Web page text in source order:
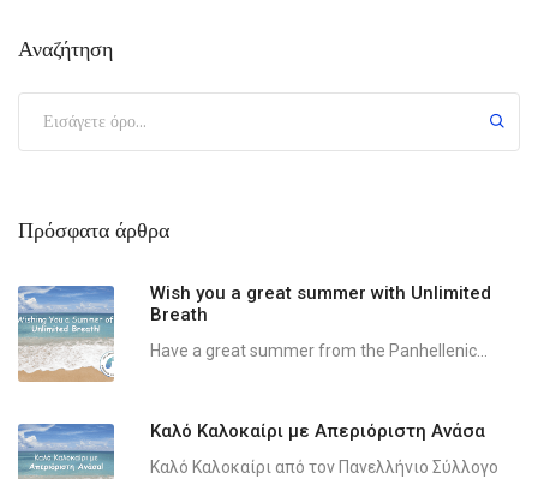
Αναζήτηση
Πρόσφατα άρθρα
Wish you a great summer with Unlimited
Breath
Have a great summer from the Panhellenic...
Καλό Καλοκαίρι με Απεριόριστη Ανάσα
Καλό Καλοκαίρι από τον Πανελλήνιο Σύλλογο